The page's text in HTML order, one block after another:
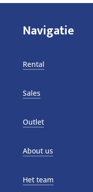
Navigatie
Rental
Sales
Outlet
About us
Het team